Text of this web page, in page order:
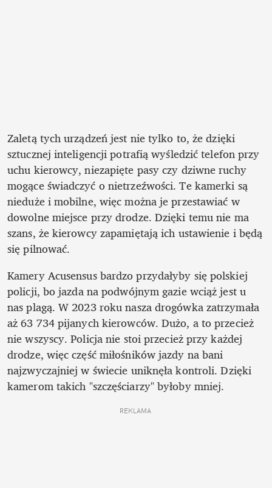
Zaletą tych urządzeń jest nie tylko to, że dzięki
sztucznej inteligencji potrafią wyśledzić telefon przy
uchu kierowcy, niezapięte pasy czy dziwne ruchy
mogące świadczyć o nietrzeźwości. Te kamerki są
nieduże i mobilne, więc można je przestawiać w
dowolne miejsce przy drodze. Dzięki temu nie ma
szans, że kierowcy zapamiętają ich ustawienie i będą
się pilnować.
Kamery Acusensus bardzo przydałyby się polskiej
policji, bo jazda na podwójnym gazie wciąż jest u
nas plagą. W 2023 roku nasza drogówka zatrzymała
aż 63 734 pijanych kierowców. Dużo, a to przecież
nie wszyscy. Policja nie stoi przecież przy każdej
drodze, więc część miłośników jazdy na bani
najzwyczajniej w świecie uniknęła kontroli. Dzięki
kamerom takich "szczęściarzy" byłoby mniej.
REKLAMA